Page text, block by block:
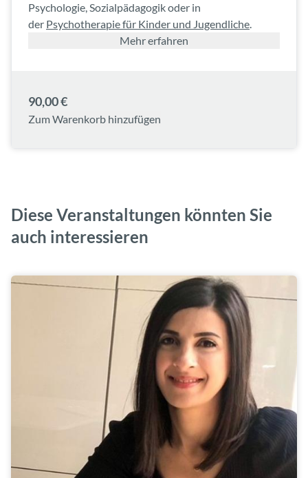
Psychologie, Sozialpädagogik oder in
der Psychotherapie für Kinder und Jugendliche.
Mehr erfahren
90,00 €
Zum Warenkorb hinzufügen
Diese Veranstaltungen könnten Sie
auch interessieren